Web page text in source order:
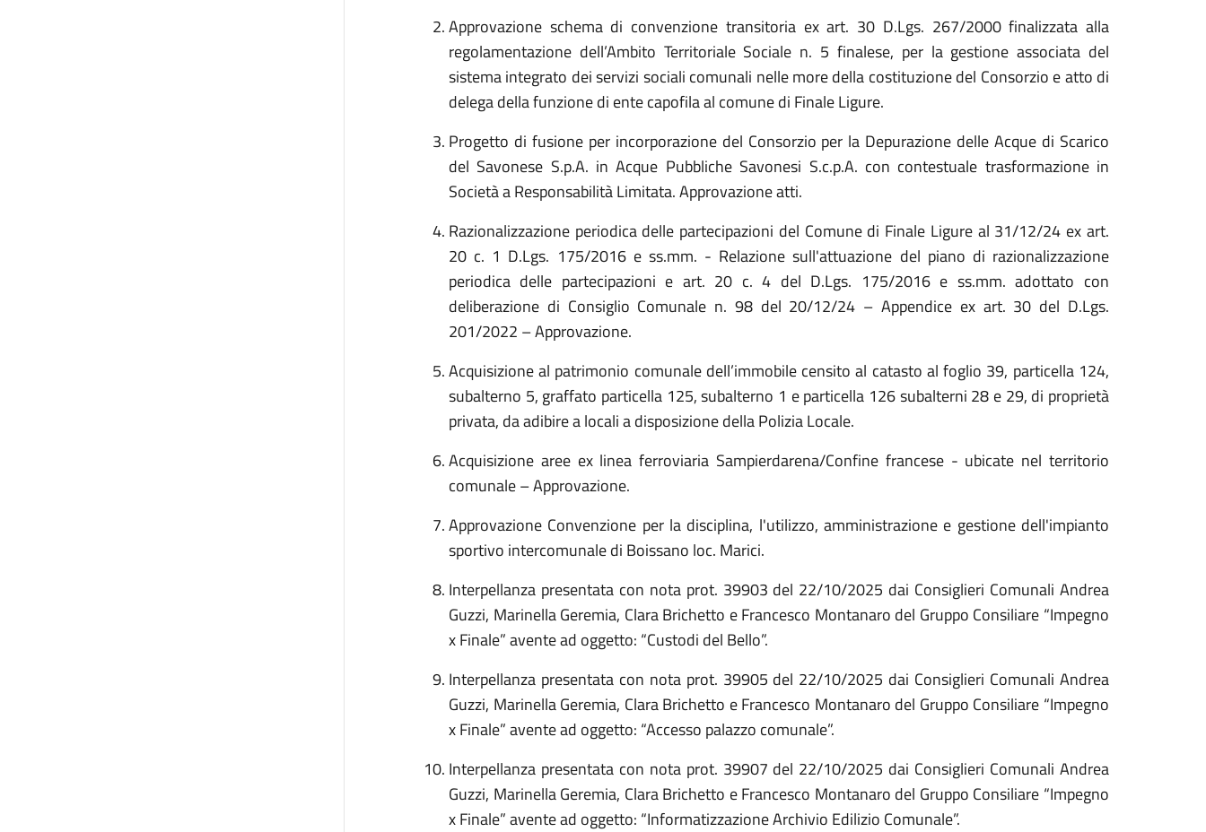
Approvazione schema di convenzione transitoria ex art. 30 D.Lgs. 267/2000 finalizzata alla
regolamentazione dell’Ambito Territoriale Sociale n. 5 finalese, per la gestione associata del
sistema integrato dei servizi sociali comunali nelle more della costituzione del Consorzio e atto di
delega della funzione di ente capofila al comune di Finale Ligure.
Progetto di fusione per incorporazione del Consorzio per la Depurazione delle Acque di Scarico
del Savonese S.p.A. in Acque Pubbliche Savonesi S.c.p.A. con contestuale trasformazione in
Società a Responsabilità Limitata. Approvazione atti.
Razionalizzazione periodica delle partecipazioni del Comune di Finale Ligure al 31/12/24 ex art.
20 c. 1 D.Lgs. 175/2016 e ss.mm. - Relazione sull'attuazione del piano di razionalizzazione
periodica delle partecipazioni e art. 20 c. 4 del D.Lgs. 175/2016 e ss.mm. adottato con
deliberazione di Consiglio Comunale n. 98 del 20/12/24 – Appendice ex art. 30 del D.Lgs.
201/2022 – Approvazione.
Acquisizione al patrimonio comunale dell’immobile censito al catasto al foglio 39, particella 124,
subalterno 5, graffato particella 125, subalterno 1 e particella 126 subalterni 28 e 29, di proprietà
privata, da adibire a locali a disposizione della Polizia Locale.
Acquisizione aree ex linea ferroviaria Sampierdarena/Confine francese - ubicate nel territorio
comunale – Approvazione.
Approvazione Convenzione per la disciplina, l'utilizzo, amministrazione e gestione dell'impianto
sportivo intercomunale di Boissano loc. Marici.
Interpellanza presentata con nota prot. 39903 del 22/10/2025 dai Consiglieri Comunali Andrea
Guzzi, Marinella Geremia, Clara Brichetto e Francesco Montanaro del Gruppo Consiliare “Impegno
x Finale” avente ad oggetto: “Custodi del Bello”.
Interpellanza presentata con nota prot. 39905 del 22/10/2025 dai Consiglieri Comunali Andrea
Guzzi, Marinella Geremia, Clara Brichetto e Francesco Montanaro del Gruppo Consiliare “Impegno
x Finale” avente ad oggetto: “Accesso palazzo comunale”.
Interpellanza presentata con nota prot. 39907 del 22/10/2025 dai Consiglieri Comunali Andrea
Guzzi, Marinella Geremia, Clara Brichetto e Francesco Montanaro del Gruppo Consiliare “Impegno
x Finale” avente ad oggetto: “Informatizzazione Archivio Edilizio Comunale”.